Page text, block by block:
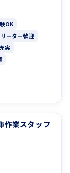
OK
ーター歓迎
実
作業スタッフ